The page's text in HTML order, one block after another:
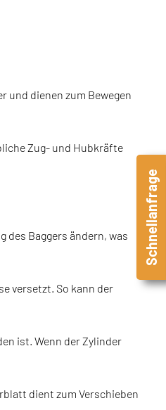
und dienen zum Bewegen
Zug- und Hubkräfte
des Baggers ändern, was
versetzt. So kann der
ist. Wenn der Zylinder
dient zum Verschieben
Schnellanfrage